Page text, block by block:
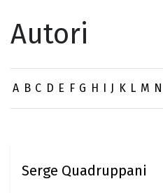
Autori
A B C D E F G H I J K L M N
Serge Quadruppani